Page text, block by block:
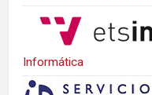
Informática